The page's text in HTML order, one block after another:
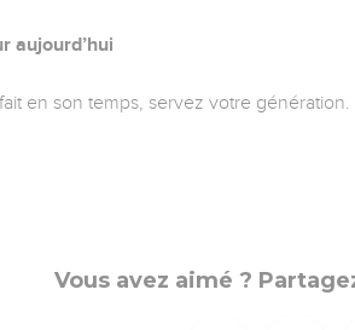
aujourd’hui
en son temps, servez votre génération.
Vous avez aimé ?